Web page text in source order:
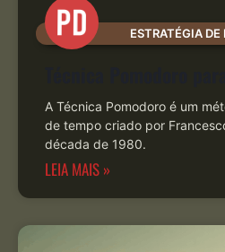
ESTRATÉGIA DE
A Técnica Pomodoro é um
de tempo criado por
década de 1980.
LEIA MAIS »